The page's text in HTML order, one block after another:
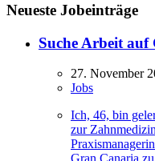
Neueste Jobeinträge
Suche Arbeit
27. November
Jobs
Ich, 46, bin
zur